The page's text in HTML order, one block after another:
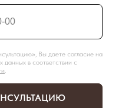
Вы даете согласие на
данных в соответствии с